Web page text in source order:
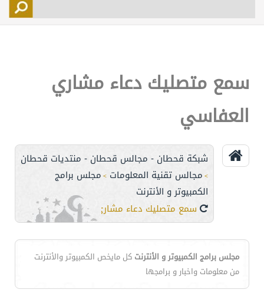
اتصل بنا
سمع متصليك دعاء مشاري
العفاسي
شبكة قحطان - مجالس قحطان - منتديات قحطان
> مجالس تقنية المعلومات > مجلس برامج
الكمبيوتر و الأنترنت
سمع متصليك دعاء مشاري العفاسي
مجلس برامج الكمبيوتر و الأنترنت كل مايخص الكمبيوتر والأنترنت
من معلومات واخبار و برامجها